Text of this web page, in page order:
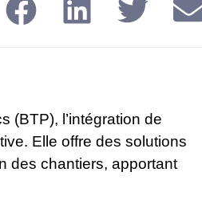
(BTP), l’intégration de
Elle offre des solutions
des chantiers, apportant